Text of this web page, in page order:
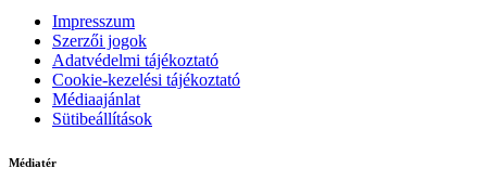
Impresszum
Szerzői jogok
Adatvédelmi tájékoztató
Cookie-kezelési tájékoztató
Médiaajánlat
Sütibeállítások
Médiatér